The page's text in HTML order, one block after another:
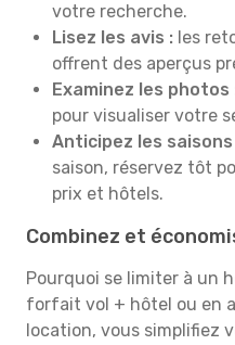
votre recherche.
Lisez les avis : les
offrent des aperçus
Examinez les photos
pour visualiser votre
Anticipez les saisons
saison, réservez tôt
prix et hôtels.
Combinez et
Pourquoi se limiter à un
forfait vol + hôtel ou en
location, vous simplifiez